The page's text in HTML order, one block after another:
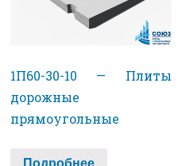
1П60-30-10 — Плиты
дорожные
прямоугольные
Подробнее